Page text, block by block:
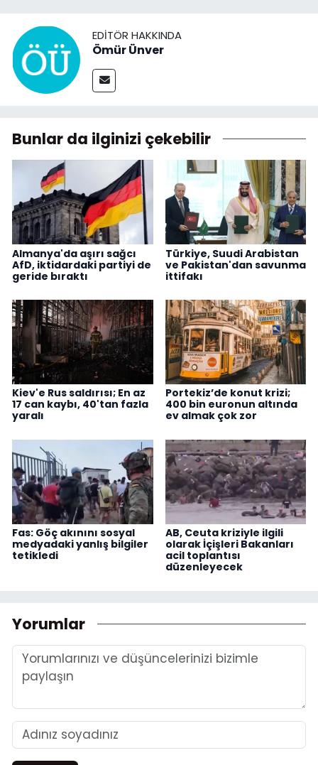
EDITÖR HAKKINDA
Ömür Ünver
Bunlar da ilginizi çekebilir
Almanya'da aşırı sağcı
AfD, iktidardaki partiyi de
geride bıraktı
Türkiye, Suudi Arabistan
ve Pakistan'dan savunma
ittifakı
Kiev'e Rus saldırısı; En az
17 can kaybı, 40'tan fazla
yaralı
Portekiz’de konut krizi;
400 bin euronun altında
ev almak çok zor
Fas: Göç akınını sosyal
medyadaki yanlış bilgiler
tetikledi
AB, Ceuta kriziyle ilgili
olarak İçişleri Bakanları
acil toplantısı
düzenleyecek
Yorumlar